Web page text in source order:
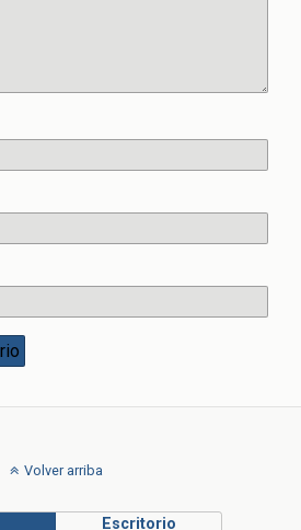
Volver arriba
Escritorio